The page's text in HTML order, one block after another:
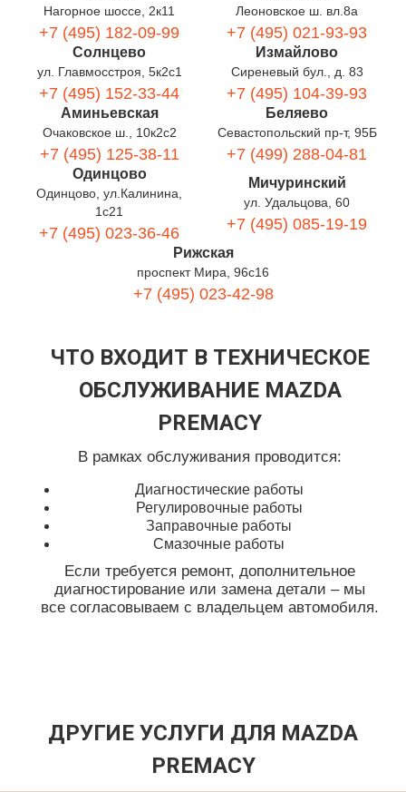
Нагорное шоссе, 2к11
+7 (495) 182-09-99
Леоновское ш. вл.8а
+7 (495) 021-93-93
Солнцево
ул. Главмосстроя, 5к2с1
+7 (495) 152-33-44
Измайлово
Сиреневый бул., д. 83
+7 (495) 104-39-93
Аминьевская
Очаковское ш., 10к2с2
+7 (495) 125-38-11
Беляево
Севастопольский пр-т, 95Б
+7 (499) 288-04-81
Одинцово
Одинцово, ул.Калинина,
1с21
+7 (495) 023-36-46
Мичуринский
ул. Удальцова, 60
+7 (495) 085-19-19
Рижская
проспект Мира, 96с16
+7 (495) 023-42-98
ЧТО ВХОДИТ В ТЕХНИЧЕСКОЕ
ОБСЛУЖИВАНИЕ MAZDA
PREMACY
В рамках обслуживания проводится:
Диагностические работы
Регулировочные работы
Заправочные работы
Смазочные работы
Если требуется ремонт, дополнительное
диагностирование или замена детали – мы
все согласовываем с владельцем автомобиля.
ДРУГИЕ УСЛУГИ ДЛЯ MAZDA
PREMACY